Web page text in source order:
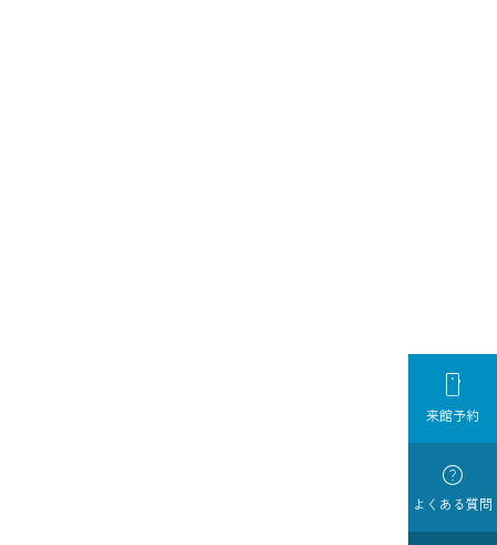

来館予約

よくある質問